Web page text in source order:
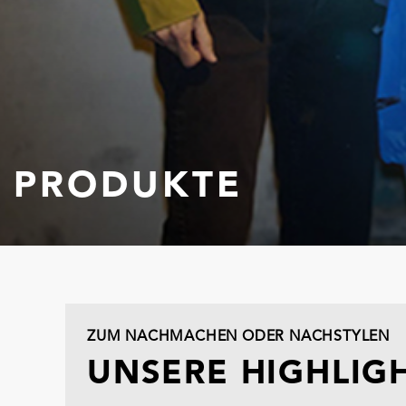
PRODUKTE
ZUM NACHMACHEN ODER NACHSTYLEN
UNSERE